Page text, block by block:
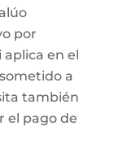
por
en el
a
también
el pago de